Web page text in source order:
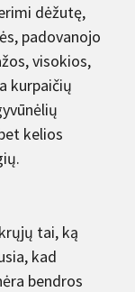
dėžutę,
padovanojo
visokios,
kurpaičių
kelios
tai, ką
kad
bendros